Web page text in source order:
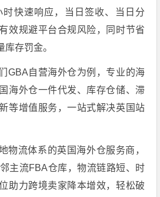
快速响应，当日签收、当日分
效规避平台合规风险，同时节省
存罚金。
GBA自营海外仓为例，专业的海
海外仓一件代发、库存仓储、滞
等增值服务，一站式解决英国站
物流体系的英国海外仓服务商，
主流FBA仓库，物流链路短、时
助力跨境卖家降本增效，轻松破